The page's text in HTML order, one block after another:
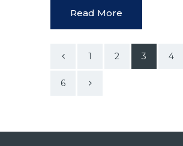
Read More
1 2 3 4
6